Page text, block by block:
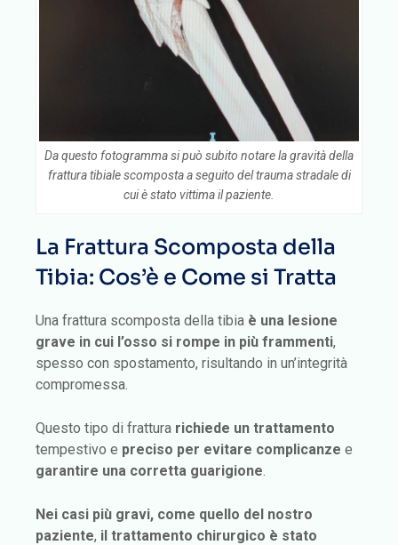
Da questo fotogramma si può subito notare la gravità della
frattura tibiale scomposta a seguito del trauma stradale di
cui è stato vittima il paziente.
La Frattura Scomposta della
Tibia: Cos’è e Come si Tratta
Una frattura scomposta della tibia è una lesione
grave in cui l’osso si rompe in più frammenti,
spesso con spostamento, risultando in un’integrità
compromessa.
Questo tipo di frattura richiede un trattamento
tempestivo e preciso per evitare complicanze e
garantire una corretta guarigione
Nei casi più gravi, come quello del nostro
paziente, il trattamento chirurgico è stato